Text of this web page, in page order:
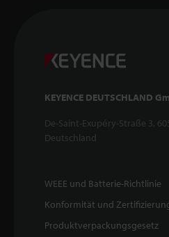
KEYENCE DEUTSCHLAND
De-Saint-Exupéry-Straße 3,
Deutschland
WEEE und Batterie-Richtlinie
Konformität und
Produktverpackungsgesetz